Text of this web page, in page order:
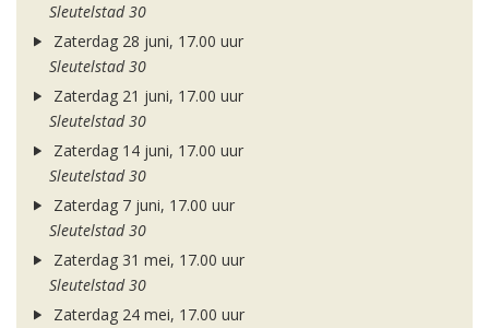
Sleutelstad 30
Zaterdag 28 juni, 17.00 uur
Sleutelstad 30
Zaterdag 21 juni, 17.00 uur
Sleutelstad 30
Zaterdag 14 juni, 17.00 uur
Sleutelstad 30
Zaterdag 7 juni, 17.00 uur
Sleutelstad 30
Zaterdag 31 mei, 17.00 uur
Sleutelstad 30
Zaterdag 24 mei, 17.00 uur